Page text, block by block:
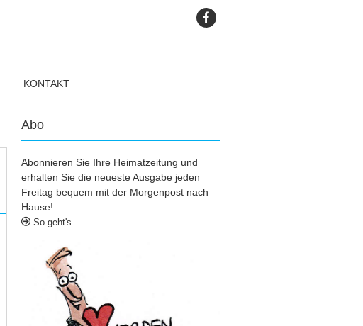
KONTAKT
Abo
Abonnieren Sie Ihre Heimatzeitung und
erhalten Sie die neueste Ausgabe jeden
Freitag bequem mit der Morgenpost nach
Hause!
So geht's